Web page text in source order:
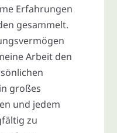
Erfahrungen
gesammelt.
Arbeit den
großes
und jedem
zu